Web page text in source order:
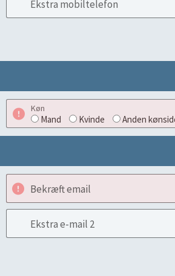
Ekstra mobiltelefon
Køn
Mand Kvinde Anden
Bekræft email
Ekstra e-mail 2